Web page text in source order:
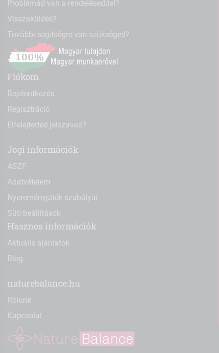
Problémád van a rendeléseddel?
Visszaküldés?
További segítségre van szükséged?
Fiókom
Bejelentkezés
Regisztráció
Elfelejtetted jelszavad?
Jogi információk
ÁSZF
Adatvételem
Nyereményjáték szabályai
Süti beállítások
Hasznos információk
Aktuális ajánlatok
Blog
naturebalance.hu
Rólunk
Kapcsolat